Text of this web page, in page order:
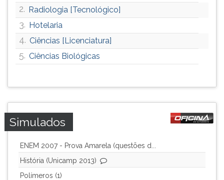
2. Radiologia [Tecnológico]
3. Hotelaria
4. Ciências [Licenciatura]
5. Ciências Biológicas
Simulados
ENEM 2007 - Prova Amarela (questões d...
História (Unicamp 2013)
Polímeros (1)